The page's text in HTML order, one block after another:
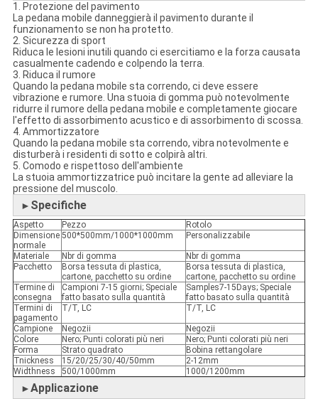
1. Protezione del pavimento
La pedana mobile danneggierà il pavimento durante il
funzionamento se non ha protetto.
2. Sicurezza di sport
Riduca le lesioni inutili quando ci esercitiamo e la forza causata
casualmente cadendo e colpendo la terra.
3. Riduca il rumore
Quando la pedana mobile sta correndo, ci deve essere
vibrazione e rumore. Una stuoia di gomma può notevolmente
ridurre il rumore della pedana mobile e completamente giocare
l'effetto di assorbimento acustico e di assorbimento di scossa.
4. Ammortizzatore
Quando la pedana mobile sta correndo, vibra notevolmente e
disturberà i residenti di sotto e colpirà altri.
5. Comodo e rispettoso dell'ambiente
La stuoia ammortizzatrice può incitare la gente ad alleviare la
pressione del muscolo.
► Specifiche
Aspetto Pezzo
Rotolo
Dimensione
normale
500*500mm/1000*1000mm Personalizzabile
Materiale Nbr di gomma
Nbr di gomma
Pacchetto
Borsa tessuta di plastica,
cartone, pacchetto su ordine
Borsa tessuta di plastica,
cartone, pacchetto su ordine
Termine di
consegna
Campioni 7-15 giorni; Speciale
fatto basato sulla quantità
Samples7-15Days; Speciale
fatto basato sulla quantità
Termini di
pagamento
T/T, LC T/T, LC
Campione Negozii
Negozii
Colore
Nero; Punti colorati più neri
Nero; Punti colorati più neri
Forma
Strato quadrato
Bobina rettangolare
Tnickness
15/20/25/30/40/50mm
2-12mm
Widthness
500/1000mm 1000/1200mm
►Applicazione